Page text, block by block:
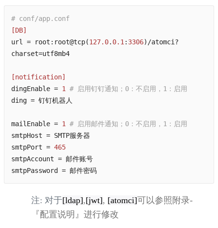
# conf/app.conf
[DB]
url = root:root@tcp(127.0. 0.1: 3306)/atomci?
charset=utf8mb4
[notification]
dingEnable = 1 # 启用钉钉通知；0：不启用，1：启用
ding = 钉钉机器人
mailEnable = 1 # 启用邮件通知；0：不启用，1：启用
smtpHost = SMTP服务器
smtpPort = 465
smtpAccount = 邮件账号
smtpPassword
= 邮件密码
注: 对于[ldap],[jwt], [atomci]可以参照附录-
『配置说明』进行修改